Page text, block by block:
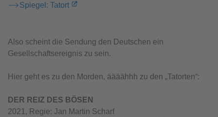
Spiegel: Tatort
Also scheint die Sendung den Deutschen ein
Gesellschaftsereignis zu sein.
Hier geht es zu den Morden, äääähhh zu den „Tatorten“:
DER REIZ DES BÖSEN
2021, Regie: Jan Martin Scharf